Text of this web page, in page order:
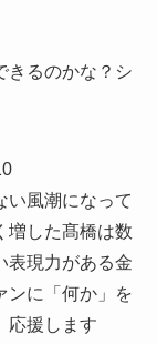
きるのかな？シ
い風潮になって
増した髙橋は数
表現力がある金
ンに「何か」を
応援します